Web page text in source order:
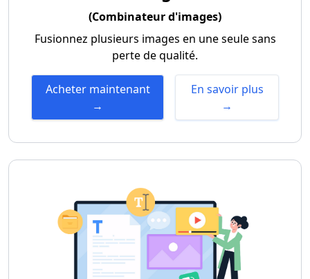
(Combinateur d'images)
Fusionnez plusieurs images en une seule sans
perte de qualité.
Acheter maintenant
→
En savoir plus
→